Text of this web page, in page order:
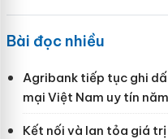
Bài đọc nhiều
Agribank tiếp tục ghi
mại Việt Nam uy tín
Kết nối và lan tỏa giá